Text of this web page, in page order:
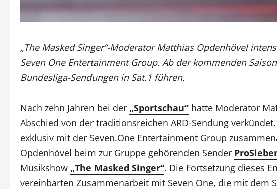
„The Masked Singer“-Moderator Matthias Opdenhövel
Seven One Entertainment Group. Ab der kommenden
Bundesliga-Sendungen in Sat.1 führen.
Nach zehn Jahren bei der „Sportschau“ hatte Moderator
Abschied von der traditionsreichen ARD-Sendung
exklusiv mit der Seven.One Entertainment Group
Opdenhövel beim zur Gruppe gehörenden Sender
Musikshow „The Masked Singer“. Die Fortsetzung dieses
vereinbarten Zusammenarbeit mit Seven One, die mit dem